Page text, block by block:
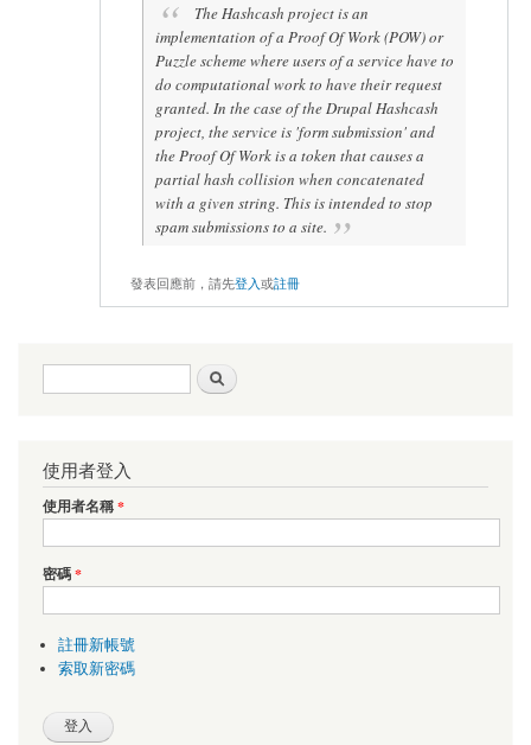
The Hashcash project is an
implementation of a Proof Of Work (POW) or
Puzzle scheme where users of a service have to
do computational work to have their request
granted. In the case of the Drupal Hashcash
project, the service is 'form submission' and
the Proof Of Work is a token that causes a
partial hash collision when concatenated
with a given string. This is intended to stop
spam submissions to a site.
發表回應前，請先登入或註冊
搜尋表單
使用者登入
使用者名稱*
密碼*
註冊新帳號
索取新密碼